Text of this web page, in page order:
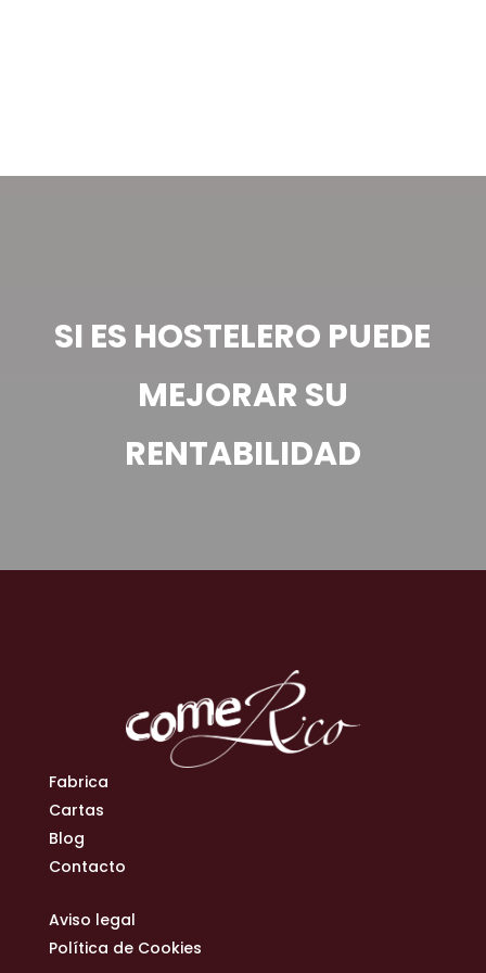
SI ES HOSTELERO PUEDE
MEJORAR SU
RENTABILIDAD
Fabrica
Cartas
Blog
Contacto
Aviso legal
Política de Cookies